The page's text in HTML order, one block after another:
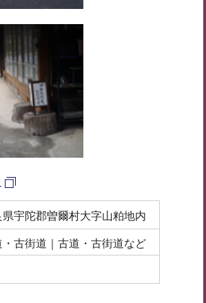
県宇陀郡曽爾村大字山粕地内
・古街道｜古道・古街道など